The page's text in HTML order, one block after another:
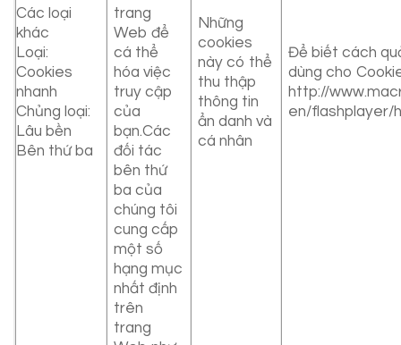
Các loại
khác
Loại:
Cookies
nhanh
Chủng loại:
Lâu bền
Bên thứ ba
trang
Web để
cá thể
hóa việc
truy cập
của
bạn.Các
đối tác
bên thứ
ba của
chúng tôi
cung cấp
một số
hạng mục
nhất định
trên
trang
Những
cookies
này có thể
thu thập
thông tin
ẩn danh và
cá nhân
Để biết cách
dùng cho
http://
en/flashplayer/